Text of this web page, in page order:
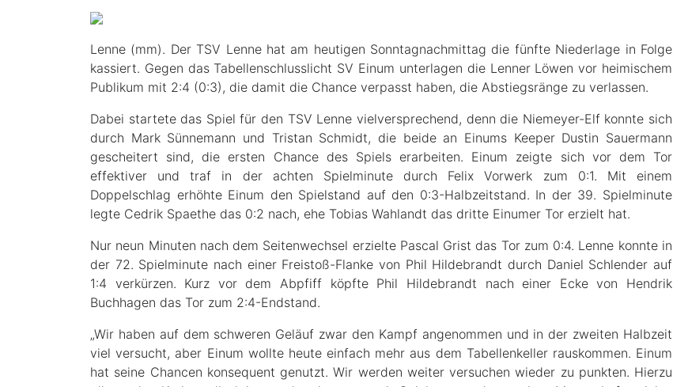
Lenne (mm). Der TSV Lenne hat am heutigen Sonntagnachmittag die fünfte Niederlage in Folge
kassiert. Gegen das Tabellenschlusslicht SV Einum unterlagen die Lenner Löwen vor heimischem
Publikum mit 2:4 (0:3), die damit die Chance verpasst haben, die Abstiegsränge zu verlassen.
Dabei startete das Spiel für den TSV Lenne vielversprechend, denn die Niemeyer-Elf konnte sich
durch Mark Sünnemann und Tristan Schmidt, die beide an Einums Keeper Dustin Sauermann
gescheitert sind, die ersten Chance des Spiels erarbeiten. Einum zeigte sich vor dem Tor
effektiver und traf in der achten Spielminute durch Felix Vorwerk zum 0:1. Mit einem
Doppelschlag erhöhte Einum den Spielstand auf den 0:3-Halbzeitstand. In der 39. Spielminute
legte Cedrik Spaethe das 0:2 nach, ehe Tobias Wahlandt das dritte Einumer Tor erzielt hat.
Nur neun Minuten nach dem Seitenwechsel erzielte Pascal Grist das Tor zum 0:4. Lenne konnte in
der 72. Spielminute nach einer Freistoß-Flanke von Phil Hildebrandt durch Daniel Schlender auf
1:4 verkürzen. Kurz vor dem Abpfiff köpfte Phil Hildebrandt nach einer Ecke von Hendrik
Buchhagen das Tor zum 2:4-Endstand.
„Wir haben auf dem schweren Geläuf zwar den Kampf angenommen und in der zweiten Halbzeit
viel versucht, aber Einum wollte heute einfach mehr aus dem Tabellenkeller rauskommen. Einum
hat seine Chancen konsequent genutzt. Wir werden weiter versuchen wieder zu punkten. Hierzu